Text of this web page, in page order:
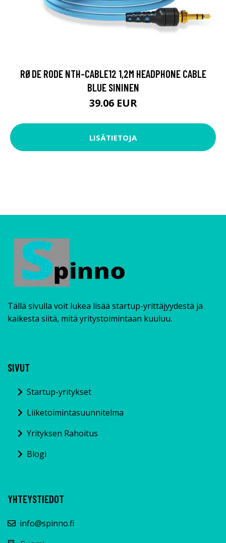
RØDE RODE NTH-CABLE12 1,2M HEADPHONE CABLE
BLUE SININEN
39.06 EUR
LISÄTIETOJA
Tällä sivulla voit lukea lisää startup-yrittäjyydestä ja
kaikesta siitä, mitä yritystoimintaan kuuluu.
SIVUT
Startup-yritykset
Liiketoimintasuunnitelma
Yrityksen Rahoitus
Blogi
YHTEYSTIEDOT
info@spinno.fi